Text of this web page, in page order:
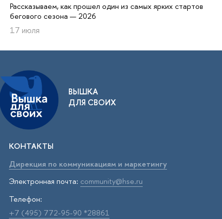
Рассказываем, как прошел один из самых ярких стартов
бегового сезона — 2026
17 июля
ВЫШКА
ДЛЯ СВОИХ
КОНТАКТЫ
Дирекция по коммуникациям и маркетингу
Электронная почта: community@hse.ru
Телефон:
+7 (495) 772-95-90 *28861